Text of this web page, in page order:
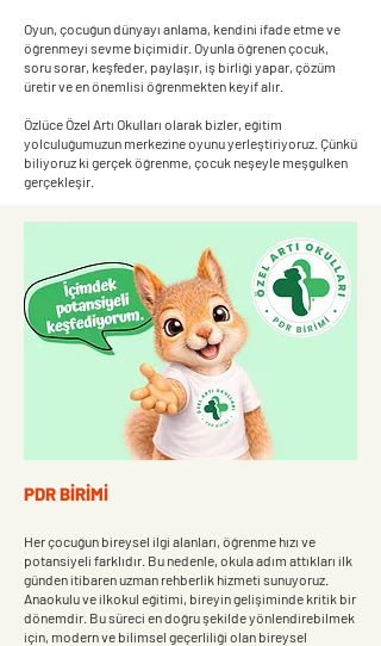
Oyun, çocuğun dünyayı anlama, kendini ifade etme ve
öğrenmeyi sevme biçimidir. Oyunla öğrenen çocuk,
soru sorar, keşfeder, paylaşır, iş birliği yapar, çözüm
üretir ve en önemlisi öğrenmekten keyif alır.
Özlüce Özel Artı Okulları olarak bizler, eğitim
yolculuğumuzun merkezine oyunu yerleştiriyoruz. Çünkü
biliyoruz ki gerçek öğrenme, çocuk neşeyle meşgulken
gerçekleşir.
PDR BİRİMİ
Her çocuğun bireysel ilgi alanları, öğrenme hızı ve
potansiyeli farklıdır. Bu nedenle, okula adım attıkları ilk
günden itibaren uzman rehberlik hizmeti sunuyoruz.
Anaokulu ve ilkokul eğitimi, bireyin gelişiminde kritik bir
dönemdir. Bu süreci en doğru şekilde yönlendirebilmek
için, modern ve bilimsel geçerliliği olan bireysel